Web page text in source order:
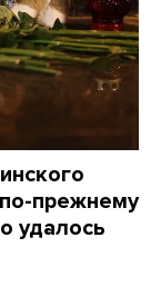
прежнему
удалось